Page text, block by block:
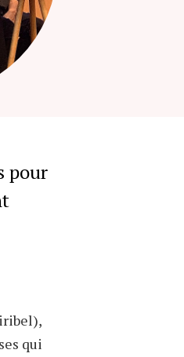
pour
qui